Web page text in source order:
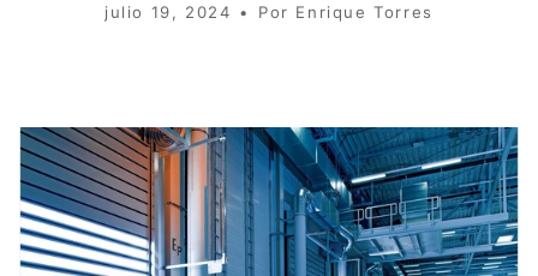
julio 19, 2024 Por Enrique Torres